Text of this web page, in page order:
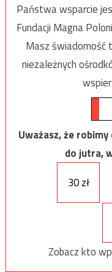
Państwa wsparcie
Fundacji Magna
Masz świadomość
niezależnych
Uważasz, że
do jutra,
30 zł
Zobacz kto